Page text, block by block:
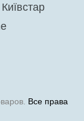
Все права